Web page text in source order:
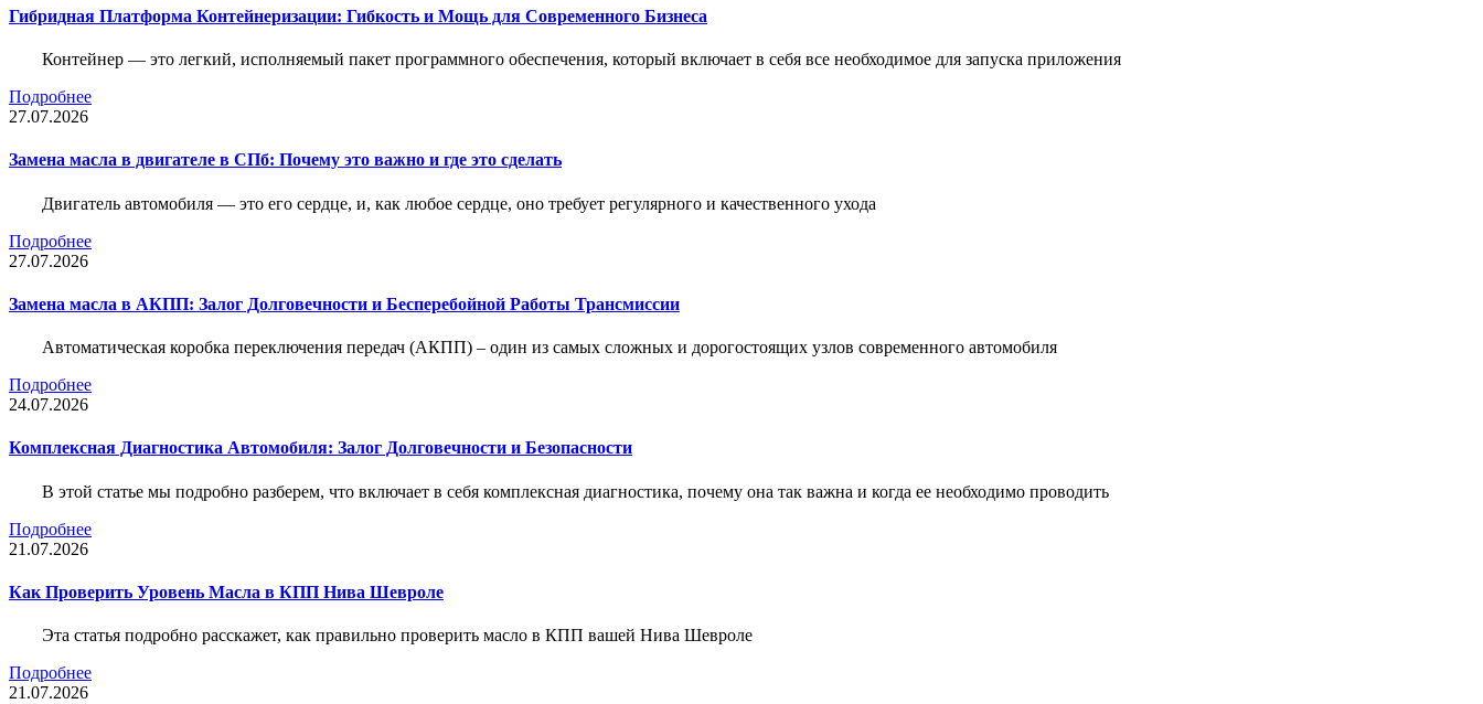
Гибридная Платформа Контейнеризации: Гибкость и Мощь для Современного Бизнеса
Контейнер — это легкий, исполняемый пакет программного обеспечения, который включает в себя все необходимое для запуска приложения
Подробнее
27.07.2026
Замена масла в двигателе в СПб: Почему это важно и где это сделать
Двигатель автомобиля — это его сердце, и, как любое сердце, оно требует регулярного и качественного ухода
Подробнее
27.07.2026
Замена масла в АКПП: Залог Долговечности и Бесперебойной Работы Трансмиссии
Автоматическая коробка переключения передач (АКПП) – один из самых сложных и дорогостоящих узлов современного автомобиля
Подробнее
24.07.2026
Комплексная Диагностика Автомобиля: Залог Долговечности и Безопасности
В этой статье мы подробно разберем, что включает в себя комплексная диагностика, почему она так важна и когда ее необходимо проводить
Подробнее
21.07.2026
Как Проверить Уровень Масла в КПП Нива Шевроле
Эта статья подробно расскажет, как правильно проверить масло в КПП вашей Нива Шевроле
Подробнее
21.07.2026